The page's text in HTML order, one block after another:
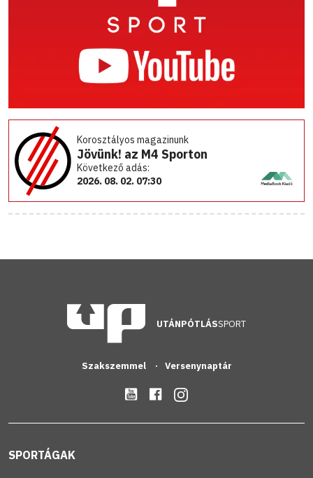
Korosztályos magazinunk
Jövünk! az M4 Sporton
Következő adás:
2026. 08. 02. 07:30
UTÁNPÓTLÁSSPORT
Szakszemmel Versenynaptár
SPORTÁGAK